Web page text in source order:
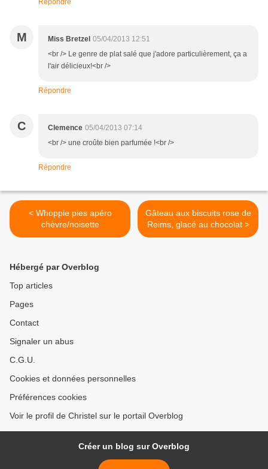
Répondre
M Miss Bretzel 05/04/2013 12:51
<br /> Le genre de plat salé que j'adore particulièrement, ça a
l'air délicieux!<br />
Répondre
C Clemence 05/04/2013 07:14
<br /> une croûte bien parfumée !<br />
Répondre
< Whoppie pies apéro
chèvre/noisette
Gâteau aux biscuits rose de
Reims, glacé au chocolat >
Hébergé par Overblog
Top articles
Pages
Contact
Signaler un abus
C.G.U.
Cookies et données personnelles
Préférences cookies
Voir le profil de Christel sur le portail Overblog
Créer un blog sur Overblog